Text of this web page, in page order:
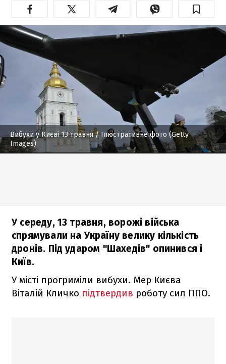
Вибухи у Києві 13 травня/ Ілюстративне фото (Getty
Images)
У середу, 13 травня, ворожі війська
спрямували на Україну велику кількість
дронів. Під ударом "Шахедів" опинився і
Київ.
У місті прогриміли вибухи. Мер Києва
Віталій Кличко підтвердив роботу сил ППО.